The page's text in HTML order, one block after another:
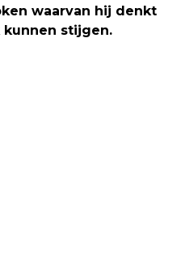
waarvan hij denkt
stijgen.